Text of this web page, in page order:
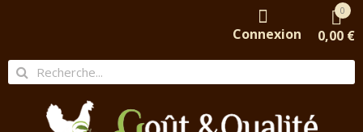
Connexion
0
0,00 €